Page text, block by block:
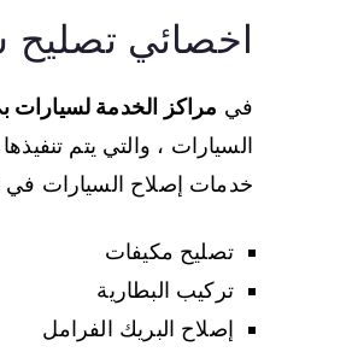
اخصائي تصليح
في مراكز الخدمة لسيارات
السيارات ، والتي يتم
خدمات إصلاح السيارات في
تصليح مكيفات
تركيب البطارية
إصلاح البريك الفرامل